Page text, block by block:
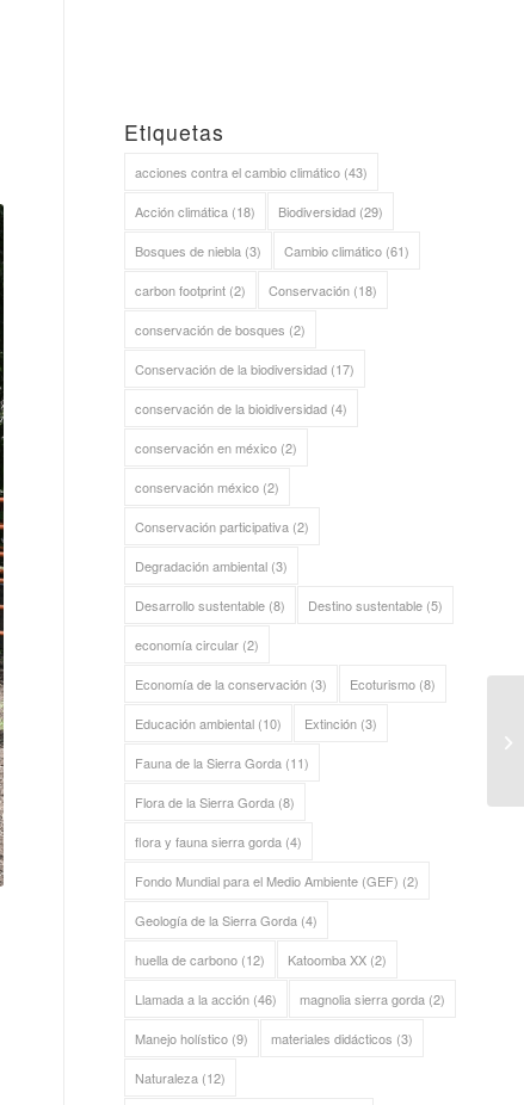
Etiquetas
acciones contra el cambio climático (43)
Acción climática (18) Biodiversidad (29)
Bosques de niebla (3) Cambio climático (61)
carbon footprint (2) Conservación (18)
conservación de bosques (2)
Conservación de la biodiversidad (17)
conservación de la bioidiversidad (4)
conservación en méxico (2)
conservación méxico (2)
Conservación participativa (2)
Degradación ambiental (3)
Desarrollo sustentable (8) Destino sustentable (5)
economía circular (2)
Economía de la conservación (3) Ecoturismo (8)
Educación ambiental (10) Extinción (3)
Fauna de la Sierra Gorda (11)
Flora de la Sierra Gorda (8)
flora y fauna sierra gorda (4)
Fondo Mundial para el Medio Ambiente (GEF) (2)
Geología de la Sierra Gorda (4)
huella de carbono (12) Katoomba XX (2)
Llamada a la acción (46) magnolia sierra gorda (2)
Manejo holístico (9) materiales didácticos (3)
Naturaleza (12)